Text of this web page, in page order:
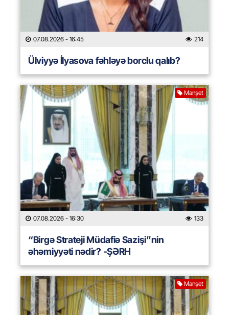
07.08.2026 - 16:45 214
Ülviyyə İlyasova fəhləyə borclu qalıb?
Manşet
07.08.2026 - 16:30 133
“Birgə Strateji Müdafiə Sazişi”nin
əhəmiyyəti nədir? -ŞƏRH
Manşet